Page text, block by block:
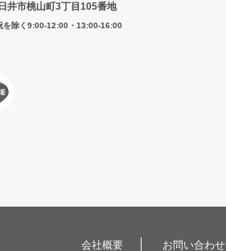
井市桃山町3丁目105番地
を除く9:00-12:00・13:00-16:00
会社概要 お問い合わせ